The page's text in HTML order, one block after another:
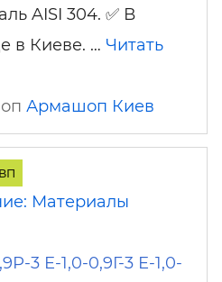
AISI 304. ✅ В
в Киеве. … Читать
Армашоп Киев
Материалы
3 Е-1,0-0,9Г-3 Е-1,0-